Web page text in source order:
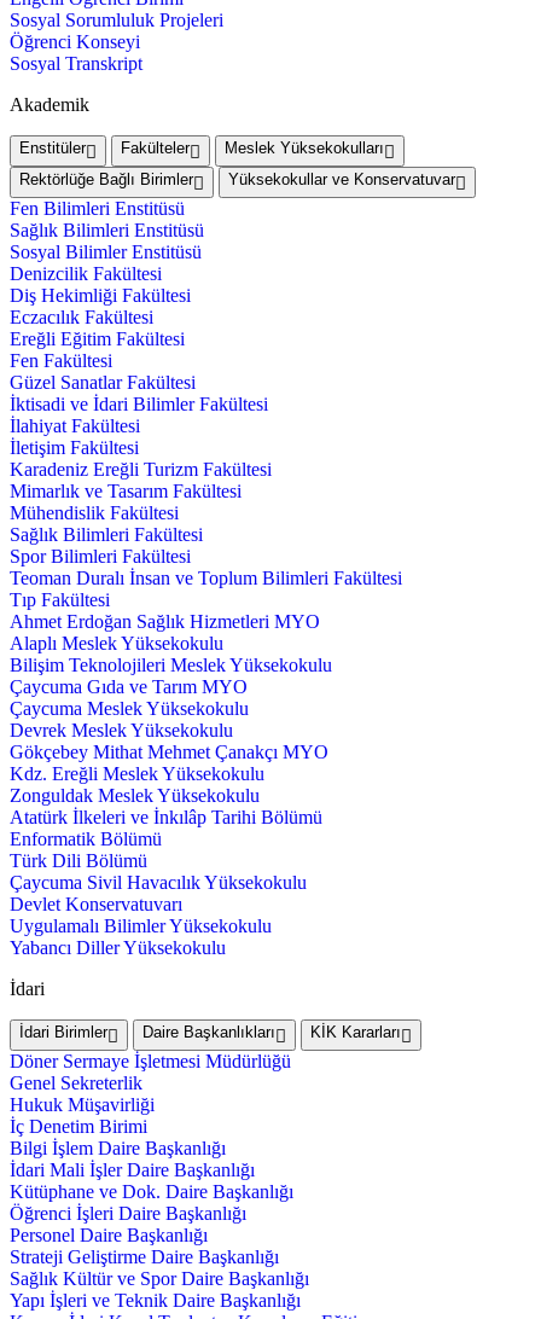
Sosyal Sorumluluk Projeleri
Öğrenci Konseyi
Sosyal Transkript
Akademik
Enstitüler Fakülteler
Meslek Yüksekokulları
Rektörlüğe Bağlı Birimler
Yüksekokullar ve Konservatuvar
Fen Bilimleri Enstitüsü
Sağlık Bilimleri Enstitüsü
Sosyal Bilimler Enstitüsü
Denizcilik Fakültesi
Diş Hekimliği Fakültesi
Eczacılık Fakültesi
Ereğli Eğitim Fakültesi
Fen Fakültesi
Güzel Sanatlar Fakültesi
İktisadi ve İdari Bilimler Fakültesi
İlahiyat Fakültesi
İletişim Fakültesi
Karadeniz Ereğli Turizm Fakültesi
Mimarlık ve Tasarım Fakültesi
Mühendislik Fakültesi
Sağlık Bilimleri Fakültesi
Spor Bilimleri Fakültesi
Teoman Duralı İnsan ve Toplum Bilimleri Fakültesi
Tıp Fakültesi
Ahmet Erdoğan Sağlık Hizmetleri MYO
Alaplı Meslek Yüksekokulu
Bilişim Teknolojileri Meslek Yüksekokulu
Çaycuma Gıda ve Tarım MYO
Çaycuma Meslek Yüksekokulu
Devrek Meslek Yüksekokulu
Gökçebey Mithat Mehmet Çanakçı MYO
Kdz. Ereğli Meslek Yüksekokulu
Zonguldak Meslek Yüksekokulu
Atatürk İlkeleri ve İnkılâp Tarihi Bölümü
Enformatik Bölümü
Türk Dili Bölümü
Çaycuma Sivil Havacılık Yüksekokulu
Devlet Konservatuvarı
Uygulamalı Bilimler Yüksekokulu
Yabancı Diller Yüksekokulu
İdari
İdari Birimler Daire Başkanlıkları KİK Kararları
Döner Sermaye İşletmesi Müdürlüğü
Genel Sekreterlik
Hukuk Müşavirliği
İç Denetim Birimi
Bilgi İşlem Daire Başkanlığı
İdari Mali İşler Daire Başkanlığı
Kütüphane ve Dok. Daire Başkanlığı
Öğrenci İşleri Daire Başkanlığı
Personel Daire Başkanlığı
Strateji Geliştirme Daire Başkanlığı
Sağlık Kültür ve Spor Daire Başkanlığı
Yapı İşleri ve Teknik Daire Başkanlığı